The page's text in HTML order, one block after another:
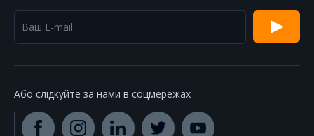
Або слідкуйте за нами в соцмережах